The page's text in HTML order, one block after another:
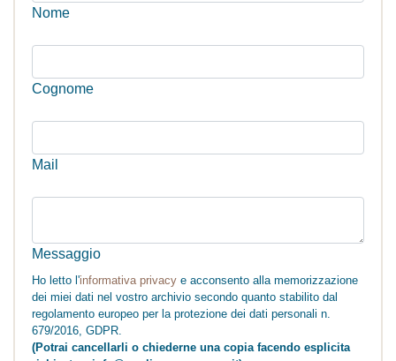
Nome
Cognome
Mail
Messaggio
Ho letto l'informativa privacy e acconsento alla memorizzazione
dei miei dati nel vostro archivio secondo quanto stabilito dal
regolamento europeo per la protezione dei dati personali n.
679/2016, GDPR.
(Potrai cancellarli o chiederne una copia facendo esplicita